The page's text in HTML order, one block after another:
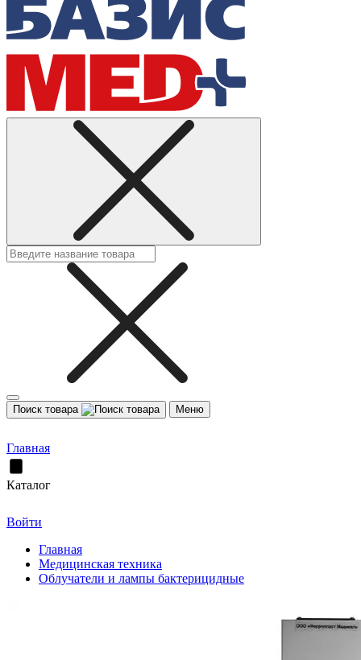
Поиск товара Меню
Главная
Каталог
Войти
Главная
Медицинская техника
Облучатели и лампы бактерицидные